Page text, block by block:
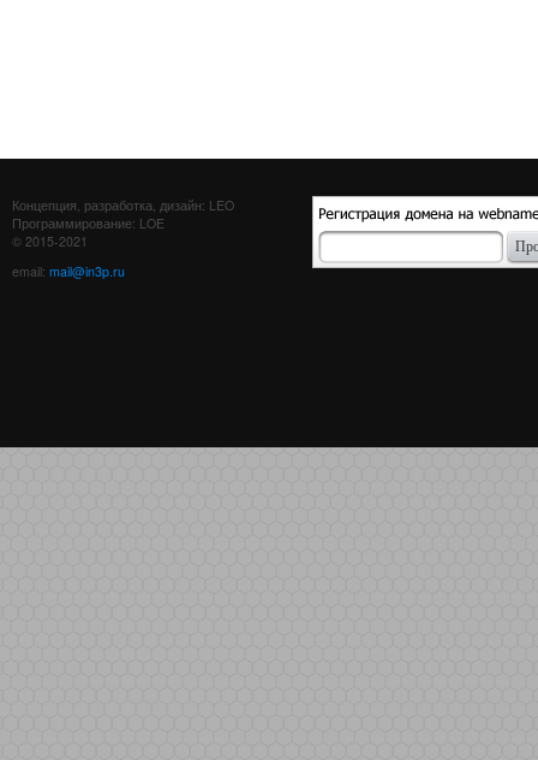
Концепция, разработка, дизайн: LEO
Программирование: LOE
© 2015-2021
email: mail@in3p.ru